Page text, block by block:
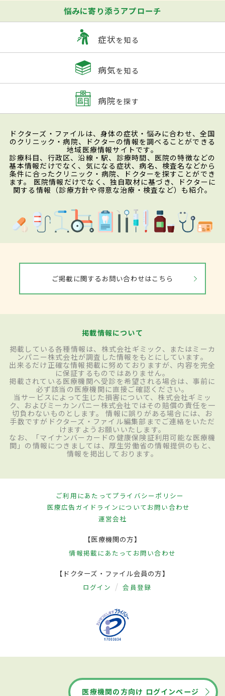
悩みに寄り添うアプローチ
症状を知る
病気を知る
病院を探す
ドクターズ・ファイルは、身体の症状・悩みに合わせ、全国
のクリニック・病院、ドクターの情報を調べることができる
地域医療情報サイトです。
診療科目、行政区、沿線・駅、診療時間、医院の特徴などの
基本情報だけでなく、気になる症状、病名、検査名などから
条件に合ったクリニック・病院、ドクターを探すことができ
ます。 医院情報だけでなく、独自取材に基づき、ドクターに
関する情報（診療方針や得意な治療・検査など）も紹介。
ご掲載に関するお問い合わせはこちら
掲載情報について
掲載している各種情報は、株式会社ギミック、またはミーカ
ンパニー株式会社が調査した情報をもとにしています。
出来るだけ正確な情報掲載に努めておりますが、内容を完全
に保証するものではありません。
掲載されている医療機関へ受診を希望される場合は、事前に
必ず該当の医療機関に直接ご確認ください。
当サービスによって生じた損害について、株式会社ギミッ
ク、およびミーカンパニー株式会社ではその賠償の責任を一
切負わないものとします。 情報に誤りがある場合には、お
手数ですがドクターズ・ファイル編集部までご連絡をいただ
けますようお願いいたします。
なお、「マイナンバーカードの健康保険証利用可能な医療機
関」の情報につきましては、厚生労働省の情報提供のもと、
情報を掲出しております。
ご利用にあたってプライバシーポリシー
医療広告ガイドラインについてお問い合わせ
運営会社
【医療機関の方】
情報掲載にあたって お問い合わせ
【ドクターズ・ファイル会員の方】
ログイン 会員登録
医療機関の方向け ログインページ